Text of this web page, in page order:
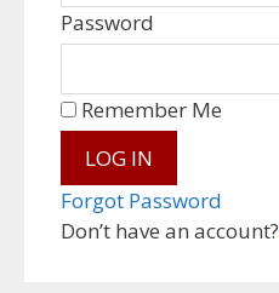
Password
Don’t have an account?
Remember Me
Forgot Password